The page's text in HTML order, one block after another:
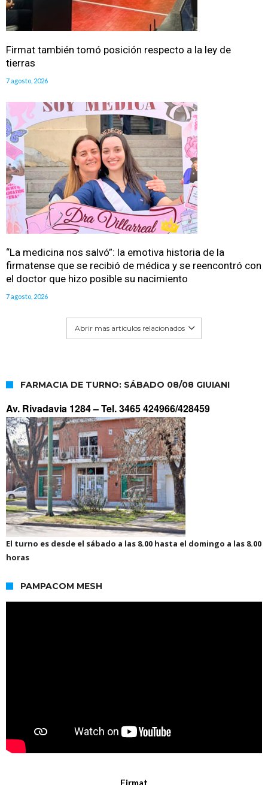
Firmat también tomó posición respecto a la ley de
tierras
7 agosto, 2026
“La medicina nos salvó”: la emotiva historia de la
firmatense que se recibió de médica y se reencontró con
el doctor que hizo posible su nacimiento
7 agosto, 2026
Abrir mas artículos relacionados
FARMACIA DE TURNO: SÁBADO 08/08 GIUIANI
Av. Rivadavia 1284 –Tel. 3465 424966/428459
El turno es desde el sábado a las 8.00 hasta el domingo a las 8.00
horas
PAMPACOM MESH
Firmat